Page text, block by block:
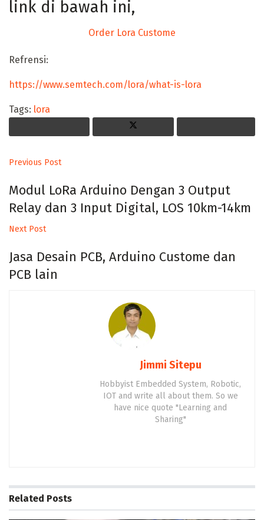
link di bawah ini,
Order Lora Custome
Refrensi:
https://www.semtech.com/lora/what-is-lora
Tags: lora
Previous Post
Modul LoRa Arduino Dengan 3 Output
Relay dan 3 Input Digital, LOS 10km-14km
Next Post
Jasa Desain PCB, Arduino Custome dan
PCB lain
Jimmi Sitepu
Hobbyist Embedded System, Robotic,
IOT and write all about them. So we
have nice quote "Learning and
Sharing"
Related Posts